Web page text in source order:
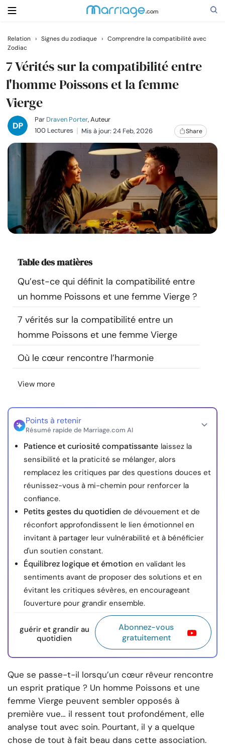
Rechercher
Se marier
Relations
Famille
Cours
Ressources
Communauté
Trouver un thérapeute
Langue
À propos de nous Contact Écrivez pour nous
Relation › Signes du zodiaque › Comprendre la compatibilité avec
Zodiac
7 Vérités sur la compatibilité entre
l'homme Poissons et la femme
Vierge
Par Draven Porter, Auteur
100 Lectures
Mis à jour: 24 Feb, 2026 Share
Table des matières
Qu’est-ce qui définit la compatibilité entre
un homme Poissons et une femme Vierge ?
7 vérités sur la compatibilité entre un
homme Poissons et une femme Vierge
Où le cœur rencontre l’harmonie
View more
Points à retenir
Résumé rapide de Marriage.com AI
Patience et curiosité compatissante laissez la
sensibilité et la praticité se mélanger, alors
remplacez les critiques par des questions douces et
réunissez-vous à mi-chemin pour renforcer la
confiance.
Petits gestes du quotidien de dévouement et de
réconfort approfondissent le lien émotionnel en
invitant à partager leur vulnérabilité et à bénéficier
d'un soutien constant.
Équilibrez logique et émotion en validant les
sentiments avant de proposer des solutions et en
évitant les critiques sévères, en encourageant
l'ouverture pour grandir ensemble.
guérir et grandir au
quotidien
Abonnez-vous
gratuitement
Que se passe-t-il lorsqu’un cœur rêveur rencontre
un esprit pratique ? Un homme Poissons et une
femme Vierge peuvent sembler opposés à
première vue… il ressent tout profondément, elle
analyse tout avec soin. Pourtant, il y a quelque
chose de tout à fait beau dans cette association.